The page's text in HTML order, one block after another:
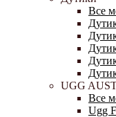
Все
UGG
Все
Ugg